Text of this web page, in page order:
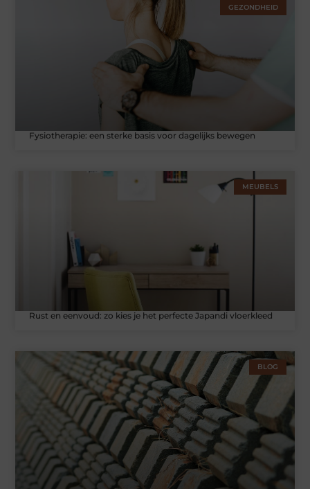
GEZONDHEID
Fysiotherapie: een sterke basis voor dagelijks bewegen
MEUBELS
Rust en eenvoud: zo kies je het perfecte Japandi vloerkleed
BLOG